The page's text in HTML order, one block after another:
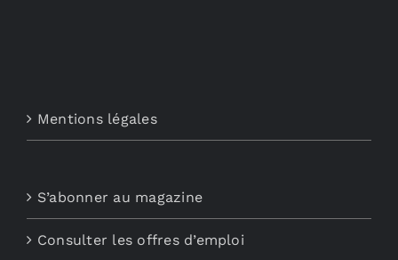
Mentions légales
S’abonner au magazine
Consulter les offres d’emploi